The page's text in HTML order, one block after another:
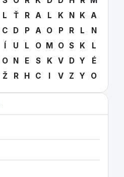
L Ť R A L K N K A
C D P A O P R L
N
Í U L O M O S K
L
O N E S K V D Y
É
Ž R H C I V Z Y O